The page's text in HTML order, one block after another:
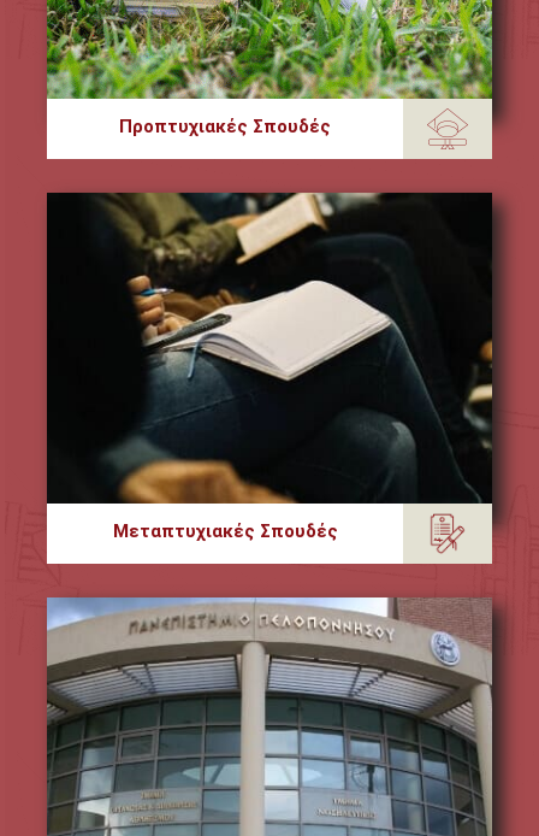
Προπτυχιακές Σπουδές
Μεταπτυχιακές Σπουδές